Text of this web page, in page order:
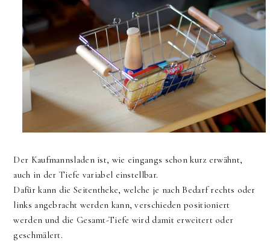
Der Kaufmannsladen ist, wie eingangs schon kurz erwähnt,
auch in der Tiefe variabel einstellbar.
Dafür kann die Seitentheke, welche je nach Bedarf rechts oder
links angebracht werden kann, verschieden positioniert
werden und die Gesamt-Tiefe wird damit erweitert oder
geschmälert.